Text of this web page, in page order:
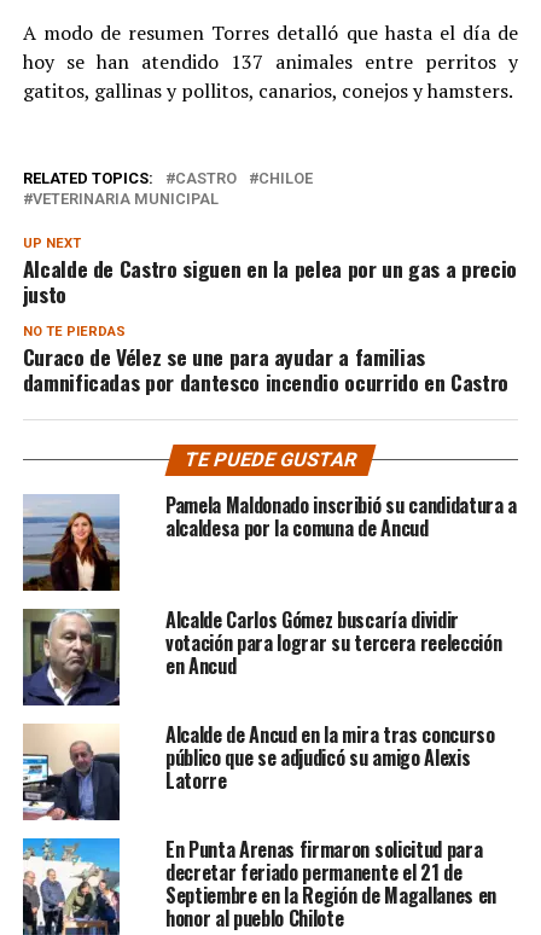
A modo de resumen Torres detalló que hasta el día de
hoy se han atendido 137 animales entre perritos y
gatitos, gallinas y pollitos, canarios, conejos y hamsters.
RELATED TOPICS: CASTRO
CHILOE
VETERINARIA MUNICIPAL
UP NEXT
Alcalde de Castro siguen en la pelea por un gas a precio
justo
NO TE PIERDAS
Curaco de Vélez se une para ayudar a familias
damnificadas por dantesco incendio ocurrido en Castro
TE PUEDE GUSTAR
Pamela Maldonado inscribió su candidatura a
alcaldesa por la comuna de Ancud
Alcalde Carlos Gómez buscaría dividir
votación para lograr su tercera reelección
en Ancud
Alcalde de Ancud en la mira tras concurso
público que se adjudicó su amigo Alexis
Latorre
En Punta Arenas firmaron solicitud para
decretar feriado permanente el 21 de
Septiembre en la Región de Magallanes en
honor al pueblo Chilote